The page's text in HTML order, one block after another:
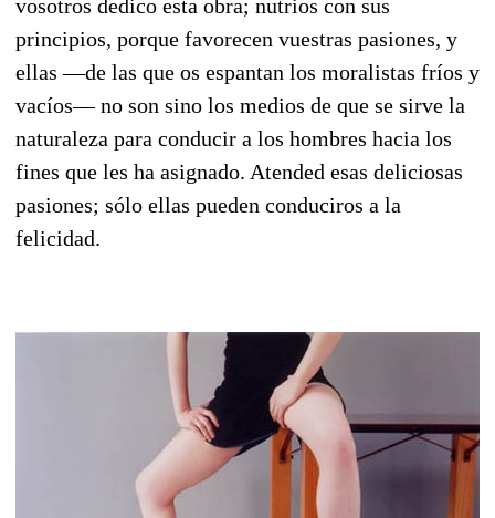
vosotros dedico esta obra; nutrios con sus
principios, porque favorecen vuestras pasiones, y
ellas —de las que os espantan los moralistas fríos y
vacíos— no son sino los medios de que se sirve la
naturaleza para conducir a los hombres hacia los
fines que les ha asignado. Atended esas deliciosas
pasiones; sólo ellas pueden conduciros a la
felicidad.